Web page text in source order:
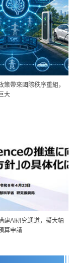
策帶來國際秩序重組，
大
建AI研究通道，擬大幅
算申請
其打造為次世代社會